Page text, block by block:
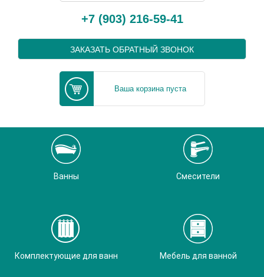
+7 (903) 216-59-41
ЗАКАЗАТЬ ОБРАТНЫЙ ЗВОНОК
Ваша корзина пуста
Ванны Смесители
Комплектующие для ванн Мебель для ванной